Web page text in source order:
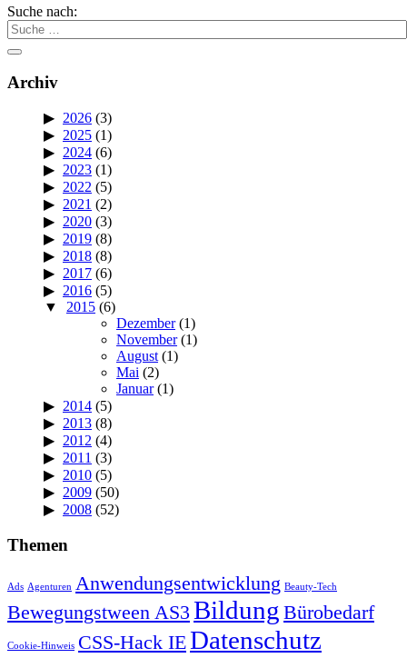
Suche nach:
Archiv
2026 (3)
2025 (1)
2024 (6)
2023 (1)
2022 (5)
2021 (2)
2020 (3)
2019 (8)
2018 (8)
2017 (6)
2016 (5)
2015 (6)
Dezember(1)
November(1)
August (1)
Mai (2)
Januar(1)
2014 (5)
2013 (8)
2012 (4)
2011 (3)
2010 (5)
2009 (50)
2008 (52)
Themen
Ads Agenturen Anwendungsentwicklung Beauty-Tech
Bewegungstween AS3 Bildung Bürobedarf
Cookie-Hinweis CSS-Hack IEDatenschutz